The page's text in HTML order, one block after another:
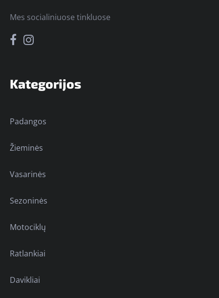
Kategorijos
Padangos
Žieminės
Vasarinės
Sezoninės
Motociklų
Ratlankiai
Davikliai
Mes socialiniuose tinkluose